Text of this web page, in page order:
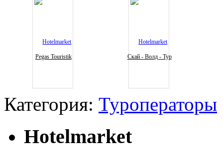
Pegas Touristik Скай - Волд - Тур
Категория: Туроператоры
Hotelmarket